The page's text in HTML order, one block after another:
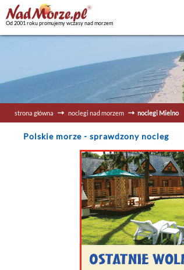
Od 2001 roku promujemy wczasy nad morzem
strona główna noclegi nad morzem noclegi Mielno
Polskie morze - sprawdzony nocleg